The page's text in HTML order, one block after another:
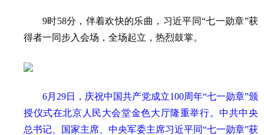
9时58分，伴着欢快的乐曲，习近平同“七一勋章”获
得者一同步入会场，全场起立，热烈鼓掌。
6月29日，庆祝中国共产党成立100周年“七一勋章”颁
授仪式在北京人民大会堂金色大厅隆重举行。中共中央
总书记、国家主席、中央军委主席习近平同“七一勋章”获